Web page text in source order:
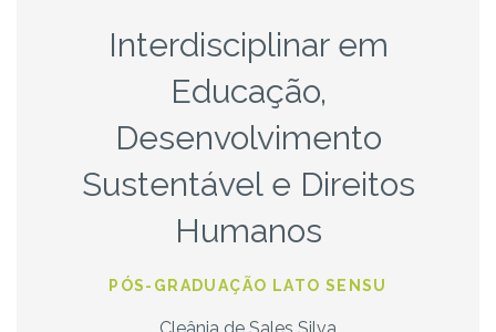
Interdisciplinar em
Educação,
Desenvolvimento
Sustentável e Direitos
Humanos
PÓS-GRADUAÇÃO LATO SENSU
Cleânia de Sales Silva